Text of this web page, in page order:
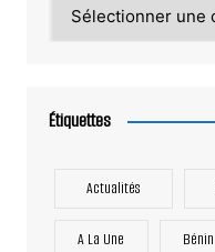
Étiquettes
Actualités
A La Une Bénin